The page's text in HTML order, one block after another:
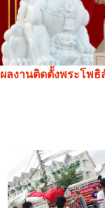
ผลงานติดตั้งพระโพ